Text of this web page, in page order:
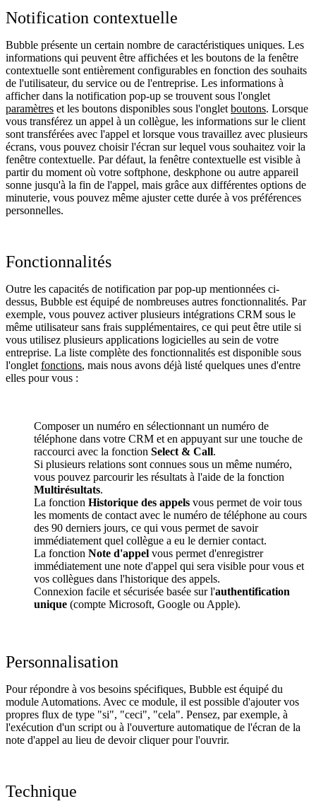
Notification contextuelle
Bubble présente un certain nombre de caractéristiques uniques. Les
informations qui peuvent être affichées et les boutons de la fenêtre
contextuelle sont entièrement configurables en fonction des souhaits
de l'utilisateur, du service ou de l'entreprise. Les informations à
afficher dans la notification pop-up se trouvent sous l'onglet
paramètres et les boutons disponibles sous l'onglet boutons. Lorsque
vous transférez un appel à un collègue, les informations sur le client
sont transférées avec l'appel et lorsque vous travaillez avec plusieurs
écrans, vous pouvez choisir l'écran sur lequel vous souhaitez voir la
fenêtre contextuelle. Par défaut, la fenêtre contextuelle est visible à
partir du moment où votre softphone, deskphone ou autre appareil
sonne jusqu'à la fin de l'appel, mais grâce aux différentes options de
minuterie, vous pouvez même ajuster cette durée à vos préférences
personnelles.
Fonctionnalités
Outre les capacités de notification par pop-up mentionnées ci-
dessus, Bubble est équipé de nombreuses autres fonctionnalités. Par
exemple, vous pouvez activer plusieurs intégrations CRM sous le
même utilisateur sans frais supplémentaires, ce qui peut être utile si
vous utilisez plusieurs applications logicielles au sein de votre
entreprise. La liste complète des fonctionnalités est disponible sous
l'onglet fonctions, mais nous avons déjà listé quelques unes d'entre
elles pour vous :
Composer un numéro en sélectionnant un numéro de
téléphone dans votre CRM et en appuyant sur une touche de
raccourci avec la fonction Select & Call.
Si plusieurs relations sont connues sous un même numéro,
vous pouvez parcourir les résultats à l'aide de la fonction
Multirésultats.
La fonction Historique des appels vous permet de voir tous
les moments de contact avec le numéro de téléphone au cours
des 90 derniers jours, ce qui vous permet de savoir
immédiatement quel collègue a eu le dernier contact.
La fonction Note d'appel vous permet d'enregistrer
immédiatement une note d'appel qui sera visible pour vous et
vos collègues dans l'historique des appels.
Connexion facile et sécurisée basée sur l'authentification
unique (compte Microsoft, Google ou Apple).
Personnalisation
Pour répondre à vos besoins spécifiques, Bubble est équipé du
module Automations. Avec ce module, il est possible d'ajouter vos
propres flux de type "si", "ceci", "cela". Pensez, par exemple, à
l'exécution d'un script ou à l'ouverture automatique de l'écran de la
note d'appel au lieu de devoir cliquer pour l'ouvrir.
Technique